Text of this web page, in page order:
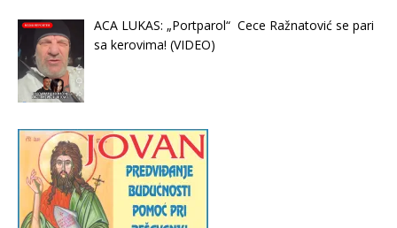
ACA LUKAS: „Portparol“ Cece Ražnatović se pari
sa kerovima! (VIDEO)